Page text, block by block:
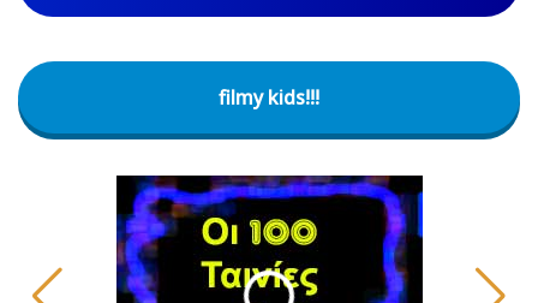
filmy kids!!!